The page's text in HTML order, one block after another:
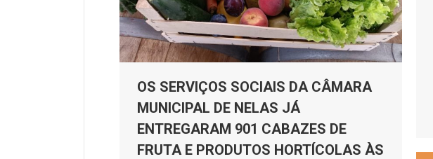
OS SERVIÇOS SOCIAIS DA CÂMARA
MUNICIPAL DE NELAS JÁ
ENTREGARAM 901 CABAZES DE
FRUTA E PRODUTOS HORTÍCOLAS ÀS